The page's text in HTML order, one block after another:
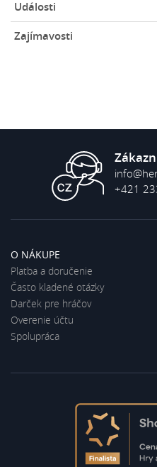
Události
Zajímavosti
+421
O NÁKUPE
Platba a doručenie
Často kladené otázky
Darček pre hráčov
Overenie účtu
Spolupráca